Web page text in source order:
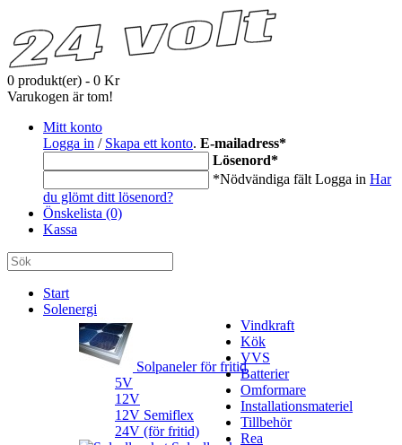
0 produkt(er) - 0 Kr
Varukogen är tom!
Mitt konto
Logga in / Skapa ett konto. E-mailadress*
Lösenord*
*Nödvändiga fält Logga in Har
du glömt ditt lösenord?
Önskelista (0)
Kassa
Start
Solenergi
Solpaneler för fritid
5V
12V
12V Semiflex
24V (för fritid)
Vindkraft
Kök
VVS
Batterier
Omformare
Installationsmateriel
Tillbehör
Rea